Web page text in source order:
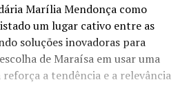
Marília Mendonça como
um lugar cativo entre as
soluções inovadoras para
de Maraísa em usar uma
reforça a tendência e a relevância